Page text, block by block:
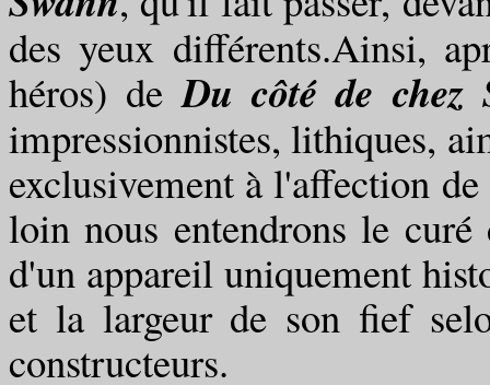
des yeux différents.Ainsi,
héros) deDu côté de chez
impressionnistes, lithiques,
exclusivement à l'affection
loin nous entendrons le
d'un appareil uniquement
et la largeur de son fief
constructeurs.